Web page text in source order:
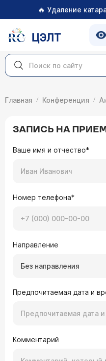
🔥 Удаление
ЦЭЛТ
Главная Конференция
ЗАПИСЬ НА ПРИЕМ
Ваше имя и отчество*
Номер телефона*
Направление
Без направления
Предпочитаемая дата и
Комментарий